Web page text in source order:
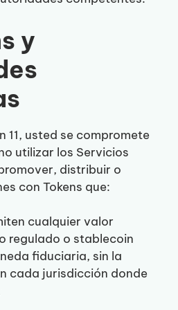
y
11, usted se compromete
utilizar los Servicios
distribuir o
con Tokens que:
cualquier valor
regulado o stablecoin
fiduciaria, sin la
cada jurisdicción donde